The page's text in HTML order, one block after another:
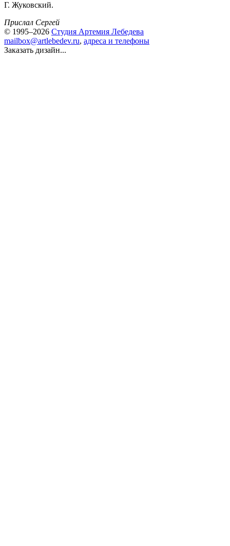
Г. Жуковский.
Прислал Сергей
© 1995–2026 Студия Артемия Лебедева
mailbox@artlebedev.ru, адреса и телефоны
Заказать дизайн...